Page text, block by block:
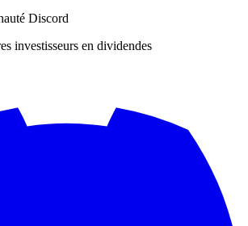
Discord
investisseurs en dividendes